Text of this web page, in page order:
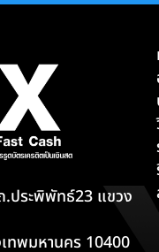
ประพิพัทธ์23 แขวง
ทพมหานคร 10400